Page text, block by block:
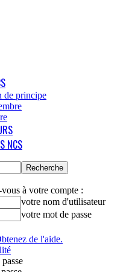
de principe
NCS
à votre compte :
votre nom d'utilisateur
votre mot de passe
de l'aide.